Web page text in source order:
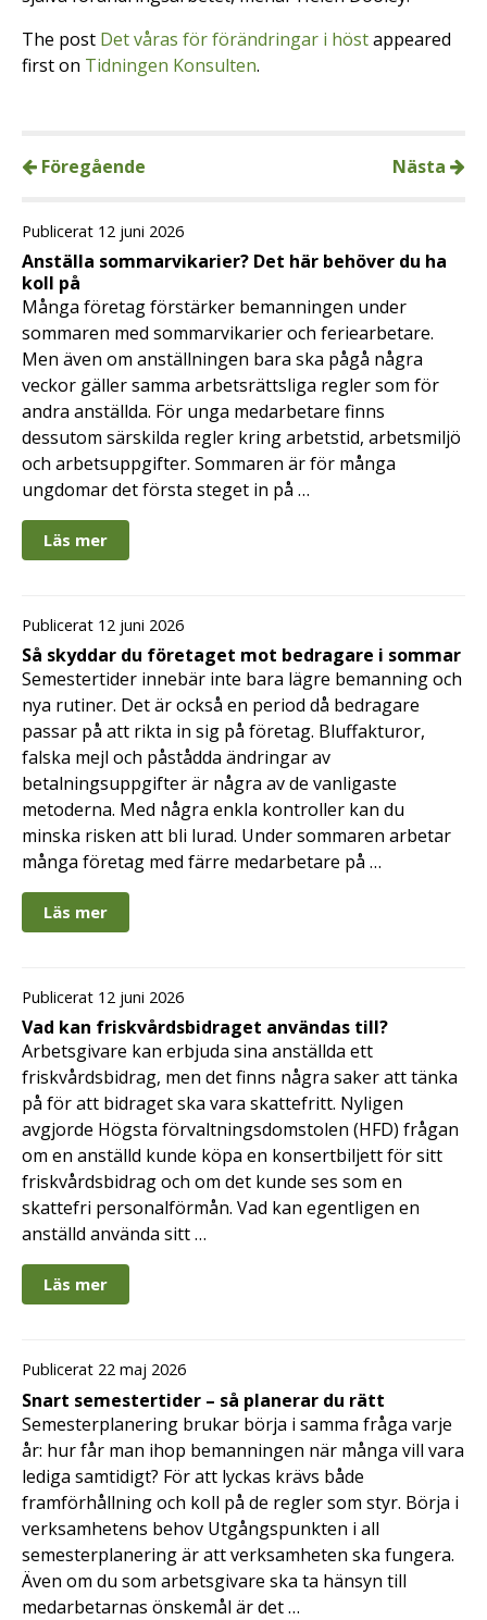
The post Det våras för förändringar i höstappeared
first on Tidningen Konsulten.
Föregående Nästa
Publicerat 12 juni 2026
Anställa sommarvikarier? Det här behöver du ha
koll på
Många företag förstärker bemanningen under
sommaren med sommarvikarier och feriearbetare.
Men även om anställningen bara ska pågå några
veckor gäller samma arbetsrättsliga regler som för
andra anställda. För unga medarbetare finns
dessutom särskilda regler kring arbetstid, arbetsmiljö
och arbetsuppgifter. Sommaren är för många
ungdomar det första steget in på …
Läs mer
Publicerat 12 juni 2026
Så skyddar du företaget mot bedragare i sommar
Semestertider innebär inte bara lägre bemanning och
nya rutiner. Det är också en period då bedragare
passar på att rikta in sig på företag. Bluffakturor,
falska mejl och påstådda ändringar av
betalningsuppgifter är några av de vanligaste
metoderna. Med några enkla kontroller kan du
minska risken att bli lurad. Under sommaren arbetar
många företag med färre medarbetare på …
Läs mer
Publicerat 12 juni 2026
Vad kan friskvårdsbidraget användas till?
Arbetsgivare kan erbjuda sina anställda ett
friskvårdsbidrag, men det finns några saker att tänka
på för att bidraget ska vara skattefritt. Nyligen
avgjorde Högsta förvaltningsdomstolen (HFD) frågan
om en anställd kunde köpa en konsertbiljett för sitt
friskvårdsbidrag och om det kunde ses som en
skattefri personalförmån. Vad kan egentligen en
anställd använda sitt …
Läs mer
Publicerat 22 maj 2026
Snart semestertider – så planerar du rätt
Semesterplanering brukar börja i samma fråga varje
år: hur får man ihop bemanningen när många vill vara
lediga samtidigt? För att lyckas krävs både
framförhållning och koll på de regler som styr. Börja i
verksamhetens behov Utgångspunkten i all
semesterplanering är att verksamheten ska fungera.
Även om du som arbetsgivare ska ta hänsyn till
medarbetarnas önskemål är det …